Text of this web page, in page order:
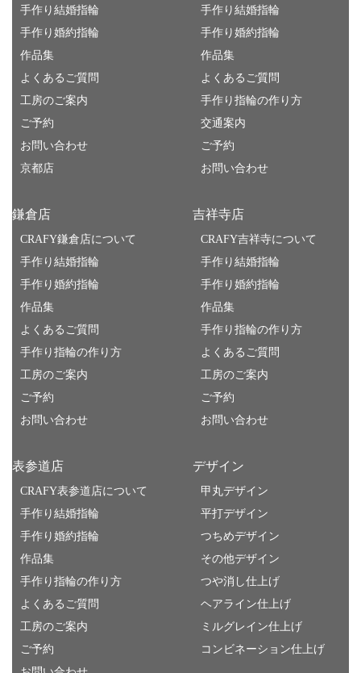
手作り結婚指輪
手作り婚約指輪
作品集
よくあるご質問
工房のご案内
ご予約
お問い合わせ
京都店
手作り結婚指輪
手作り婚約指輪
作品集
よくあるご質問
手作り指輪の作り方
交通案内
ご予約
お問い合わせ
鎌倉店
CRAFY鎌倉店について
手作り結婚指輪
手作り婚約指輪
作品集
よくあるご質問
手作り指輪の作り方
工房のご案内
ご予約
お問い合わせ
吉祥寺店
CRAFY吉祥寺について
手作り結婚指輪
手作り婚約指輪
作品集
手作り指輪の作り方
よくあるご質問
工房のご案内
ご予約
お問い合わせ
表参道店
CRAFY表参道店について
手作り結婚指輪
手作り婚約指輪
作品集
手作り指輪の作り方
よくあるご質問
工房のご案内
ご予約
デザイン
甲丸デザイン
平打デザイン
つちめデザイン
その他デザイン
つや消し仕上げ
ヘアライン仕上げ
ミルグレイン仕上げ
コンビネーション仕上げ